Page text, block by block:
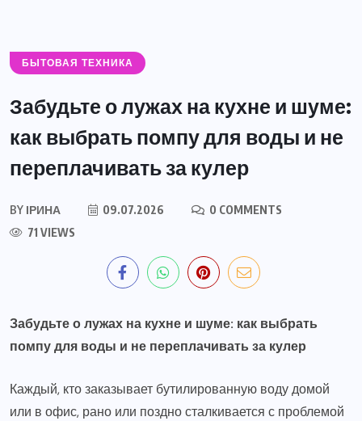
БЫТОВАЯ ТЕХНИКА
Забудьте о лужах на кухне и шуме:
как выбрать помпу для воды и не
переплачивать за кулер
BY ІРИНА 09.07.2026
0 COMMENTS
71 VIEWS
Забудьте о лужах на кухне и шуме: как выбрать
помпу для воды и не переплачивать за кулер
Каждый, кто заказывает бутилированную воду домой
или в офис, рано или поздно сталкивается с проблемой